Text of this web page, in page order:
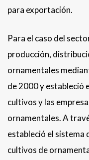
para exportación.
Para el caso del
producción,
ornamentales
de 2000 y estableció
cultivos y las
ornamentales. A
estableció el sistema
cultivos de